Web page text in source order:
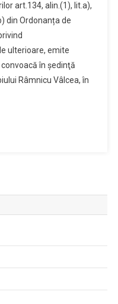
art.134, alin.(1), lit.a),
din Ordonanța de
ulterioare, emite
în şedinţă
Râmnicu Vâlcea, în